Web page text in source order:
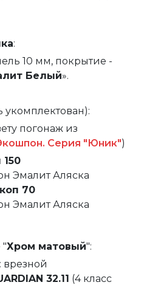
:
10 мм, покрытие -
Белый».
укомплектован):
погонаж из
Серия "Юник")
Эмалит Аляска
70
Эмалит Аляска
"Хром матовый":
: врезной
32.11 (4 класс